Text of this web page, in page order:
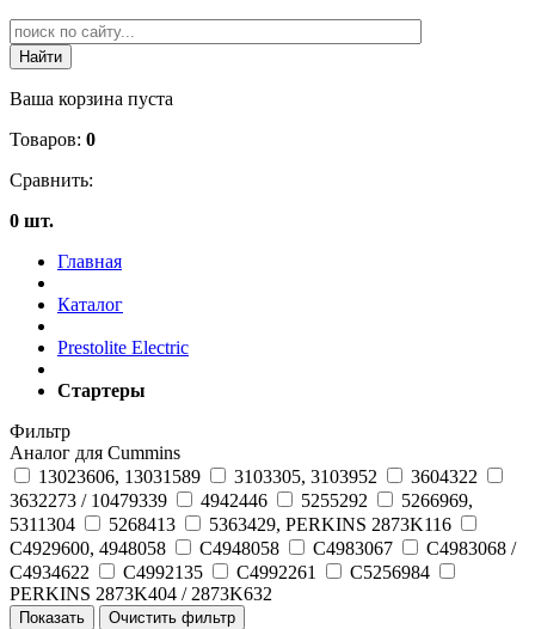
Ваша корзина пуста
Товаров: 0
Сравнить:
0 шт.
Главная
Каталог
Prestolite Electric
Стартеры
Фильтр
Аналог для Cummins
13023606, 13031589
3103305, 3103952
3604322
3632273 / 10479339
4942446 5255292
5266969,
5311304
5268413
5363429, PERKINS 2873K116
C4929600, 4948058
C4948058 C4983067
C4983068 /
C4934622
C4992135 C4992261
C5256984
PERKINS 2873K404 / 2873K632